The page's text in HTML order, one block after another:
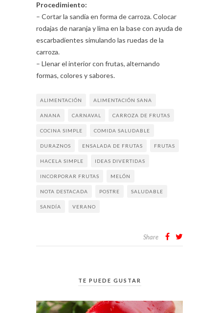
Procedimiento:
– Cortar la sandía en forma de carroza. Colocar
rodajas de naranja y lima en la base con ayuda de
escarbadientes simulando las ruedas de la
carroza.
– Llenar el interior con frutas, alternando
formas, colores y sabores.
ALIMENTACIÓN ALIMENTACIÓN SANA
ANANA CARNAVAL CARROZA DE FRUTAS
COCINA SIMPLE COMIDA SALUDABLE
DURAZNOS ENSALADA DE FRUTAS FRUTAS
HACELA SIMPLE IDEAS DIVERTIDAS
INCORPORAR FRUTAS MELÓN
NOTA DESTACADA POSTRE SALUDABLE
SANDÍA VERANO
Share
TE PUEDE GUSTAR